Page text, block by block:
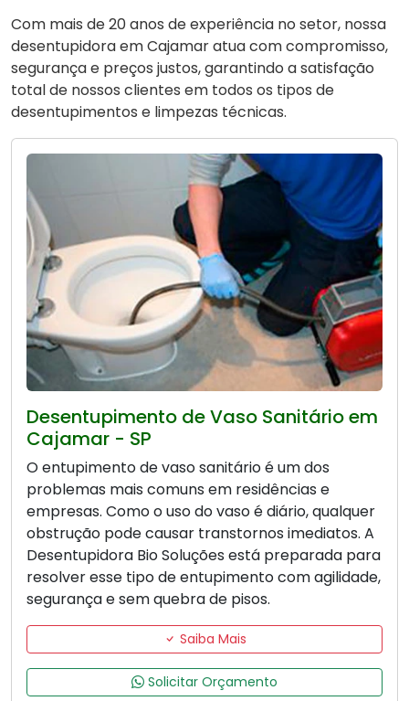
Com mais de 20 anos de experiência no setor, nossa
desentupidora em Cajamar atua com compromisso,
segurança e preços justos, garantindo a satisfação
total de nossos clientes em todos os tipos de
desentupimentos e limpezas técnicas.
Desentupimento de Vaso Sanitário em
Cajamar - SP
O entupimento de vaso sanitário é um dos
problemas mais comuns em residências e
empresas. Como o uso do vaso é diário, qualquer
obstrução pode causar transtornos imediatos. A
Desentupidora Bio Soluções está preparada para
resolver esse tipo de entupimento com agilidade,
segurança e sem quebra de pisos.
Saiba Mais
Solicitar Orçamento